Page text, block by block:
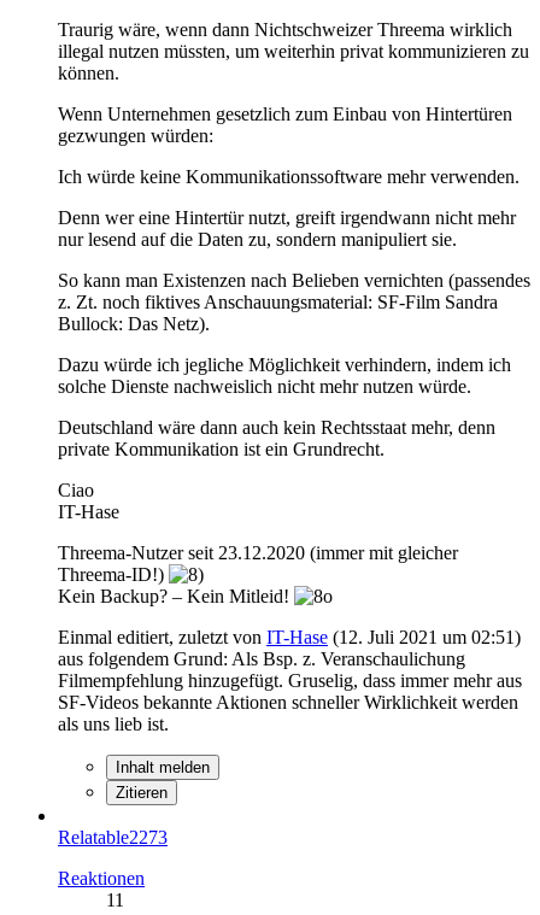
Traurig wäre, wenn dann Nichtschweizer Threema wirklich
illegal nutzen müssten, um weiterhin privat kommunizieren zu
können.
Wenn Unternehmen gesetzlich zum Einbau von Hintertüren
gezwungen würden:
Ich würde keine Kommunikationssoftware mehr verwenden.
Denn wer eine Hintertür nutzt, greift irgendwann nicht mehr
nur lesend auf die Daten zu, sondern manipuliert sie.
So kann man Existenzen nach Belieben vernichten (passendes
z. Zt. noch fiktives Anschauungsmaterial: SF-Film Sandra
Bullock: Das Netz).
Dazu würde ich jegliche Möglichkeit verhindern, indem ich
solche Dienste nachweislich nicht mehr nutzen würde.
Deutschland wäre dann auch kein Rechtsstaat mehr, denn
private Kommunikation ist ein Grundrecht.
Ciao
IT-Hase
Threema-Nutzer seit 23.12.2020 (immer mit gleicher
Threema-ID!)
Kein Backup? – Kein Mitleid!
Einmal editiert, zuletzt von IT-Hase (12. Juli 2021 um 02:51)
aus folgendem Grund: Als Bsp. z. Veranschaulichung
Filmempfehlung hinzugefügt. Gruselig, dass immer mehr aus
SF-Videos bekannte Aktionen schneller Wirklichkeit werden
als uns lieb ist.
Inhalt melden
Zitieren
Relatable2273
Reaktionen
11